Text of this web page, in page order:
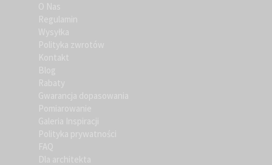
O Nas
Regulamin
Wysyłka
Polityka zwrotów
Kontakt
Blog
Rabaty
Gwarancja dopasowania
Pomiarowanie
Galeria Inspiracji
Polityka prywatności
FAQ
Dla architekta